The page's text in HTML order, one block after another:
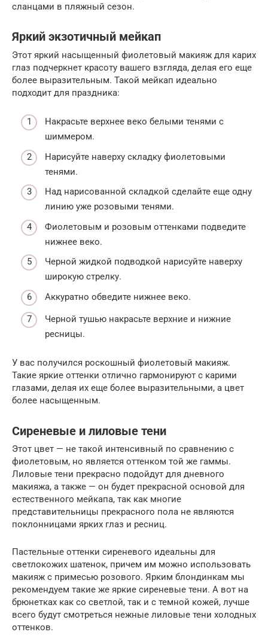
сланцами в пляжный сезон.
Яркий экзотичный мейкап
Этот яркий насыщенный фиолетовый макияж для карих
глаз подчеркнет красоту вашего взгляда, делая его еще
более выразительным. Такой мейкап идеально
подходит для праздника:
Накрасьте верхнее веко белыми тенями с
шиммером.
Нарисуйте наверху складку фиолетовыми
тенями.
Над нарисованной складкой сделайте еще одну
линию уже розовыми тенями.
Фиолетовым и розовым оттенками подведите
нижнее веко.
Черной жидкой подводкой нарисуйте наверху
широкую стрелку.
Аккуратно обведите нижнее веко.
Черной тушью накрасьте верхние и нижние
ресницы.
У вас получился роскошный фиолетовый макияж.
Такие яркие оттенки отлично гармонируют с карими
глазами, делая их еще более выразительными, а цвет
более насыщенным.
Сиреневые и лиловые тени
Этот цвет — не такой интенсивный по сравнению с
фиолетовым, но является оттенком той же гаммы.
Лиловые тени прекрасно подойдут для дневного
макияжа, а также — он будет прекрасной основой для
естественного мейкапа, так как многие
представительницы прекрасного пола не являются
поклонницами ярких глаз и ресниц.
Пастельные оттенки сиреневого идеальны для
светлокожих шатенок, причем им можно использовать
макияж с примесью розового. Ярким блондинкам мы
рекомендуем такие же яркие сиреневые тени. А вот на
брюнетках как со светлой, так и с темной кожей, лучше
всего будут смотреться нежные лиловые тени холодных
оттенков.